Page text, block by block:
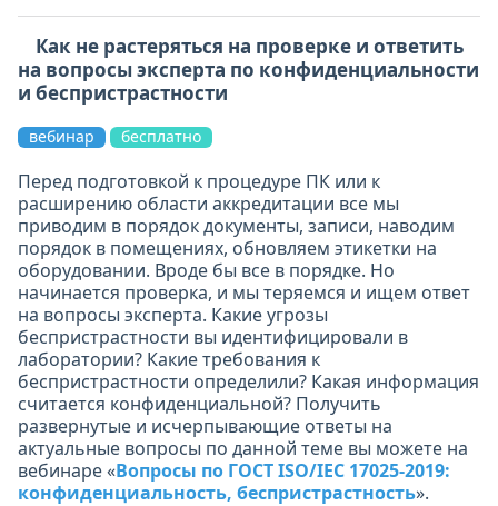
Как не растеряться на проверке и ответить
на вопросы эксперта по конфиденциальности
и беспристрастности
вебинар бесплатно
Перед подготовкой к процедуре ПК или к
расширению области аккредитации все мы
приводим в порядок документы, записи, наводим
порядок в помещениях, обновляем этикетки на
оборудовании. Вроде бы все в порядке. Но
начинается проверка, и мы теряемся и ищем ответ
на вопросы эксперта. Какие угрозы
беспристрастности вы идентифицировали в
лаборатории? Какие требования к
беспристрастности определили? Какая информация
считается конфиденциальной? Получить
развернутые и исчерпывающие ответы на
актуальные вопросы по данной теме вы можете на
вебинаре «Вопросы по ГОСТ ISO/IEC 17025-2019:
конфиденциальность, беспристрастность».